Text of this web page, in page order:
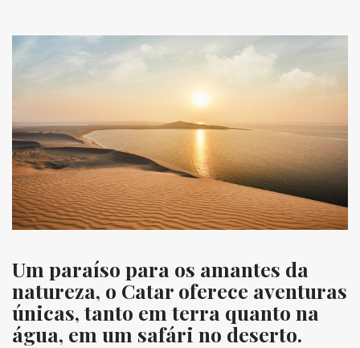
Um paraíso para os amantes da
natureza, o Catar oferece aventuras
únicas, tanto em terra quanto na
água, em um safári no deserto.